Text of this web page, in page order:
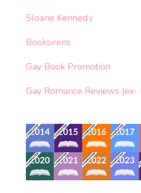
Sloane Kennedy
Booksirens
Gay Book Promotion
Gay Romance Reviews (ex-